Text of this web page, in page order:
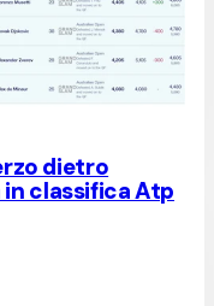
dietro
in classifica Atp